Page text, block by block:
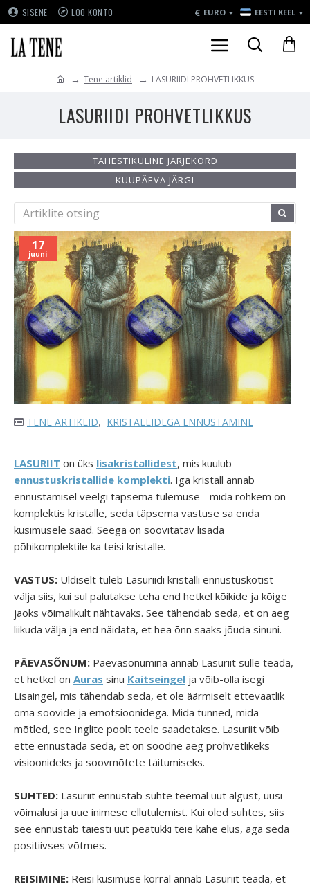
SISENE LOO KONTO € EURO EESTI KEEL
Tene artiklid LASURIIDI PROHVETLIKKUS
LASURIIDI PROHVETLIKKUS
TÄHESTIKULINE JÄRJEKORD
KUUPÄEVA JÄRGI
17
juuni
TENE ARTIKLID, KRISTALLIDEGA ENNUSTAMINE
LASURIIT on üks lisakristallidest, mis kuulub
ennustuskristallide komplekti. Iga kristall annab
ennustamisel veelgi täpsema tulemuse - mida rohkem on
komplektis kristalle, seda täpsema vastuse sa enda
küsimusele saad. Seega on soovitatav lisada
põhikomplektile ka teisi kristalle.
VASTUS: Üldiselt tuleb Lasuriidi kristalli ennustuskotist
välja siis, kui sul palutakse teha end hetkel kõikide ja kõige
jaoks võimalikult nähtavaks. See tähendab seda, et on aeg
liikuda välja ja end näidata, et hea õnn saaks jõuda sinuni.
PÄEVASÕNUM: Päevasõnumina annab Lasuriit sulle teada,
et hetkel on Auras sinu Kaitseingel ja võib-olla isegi
Lisaingel, mis tähendab seda, et ole äärmiselt ettevaatlik
oma soovide ja emotsioonidega. Mida tunned, mida
mõtled, see Inglite poolt teele saadetakse. Lasuriit võib
ette ennustada seda, et on soodne aeg prohvetlikeks
visioonideks ja soovmõtete täitumiseks.
SUHTED: Lasuriit ennustab suhte teemal uut algust, uusi
võimalusi ja uue inimese ellutulemist. Kui oled suhtes, siis
see ennustab täiesti uut peatükki teie kahe elus, aga seda
positiivses võtmes.
REISIMINE: Reisi küsimuse korral annab Lasuriit teada, et